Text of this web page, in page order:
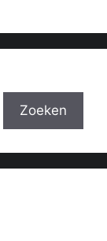
Zoeken